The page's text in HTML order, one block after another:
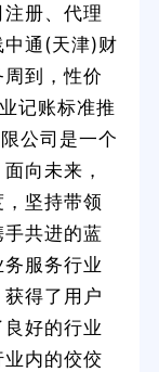
册、代理
通(天津)财
到，性价
记账标准推
公司是一个
向未来，
坚持带领
共进的蓝
服务行业
得了用户
好的行业
内的佼佼